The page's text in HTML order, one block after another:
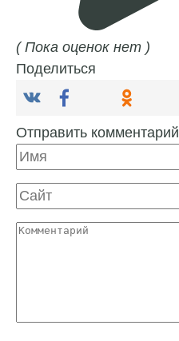
( Пока оценок нет )
Поделиться
Отправить комментарий
Имя
Сайт
Комментарий